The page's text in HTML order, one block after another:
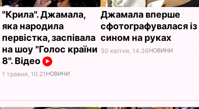
"Крила". Джамала,
яка народила
первістка, заспівала
на шоу "Голос країни
8". Відео
1 травня, 10.21 НОВИНИ
Джамала вперше
сфотографувалася із
сином на руках
30 квітня, 14.36НОВИНИ